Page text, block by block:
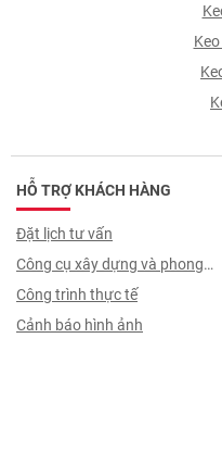
HỖ TRỢ KHÁCH HÀNG
Đặt lịch tư vấn
Công cụ xây dựng và phong
thuỷ
Công trình thực tế
Cảnh báo hình ảnh